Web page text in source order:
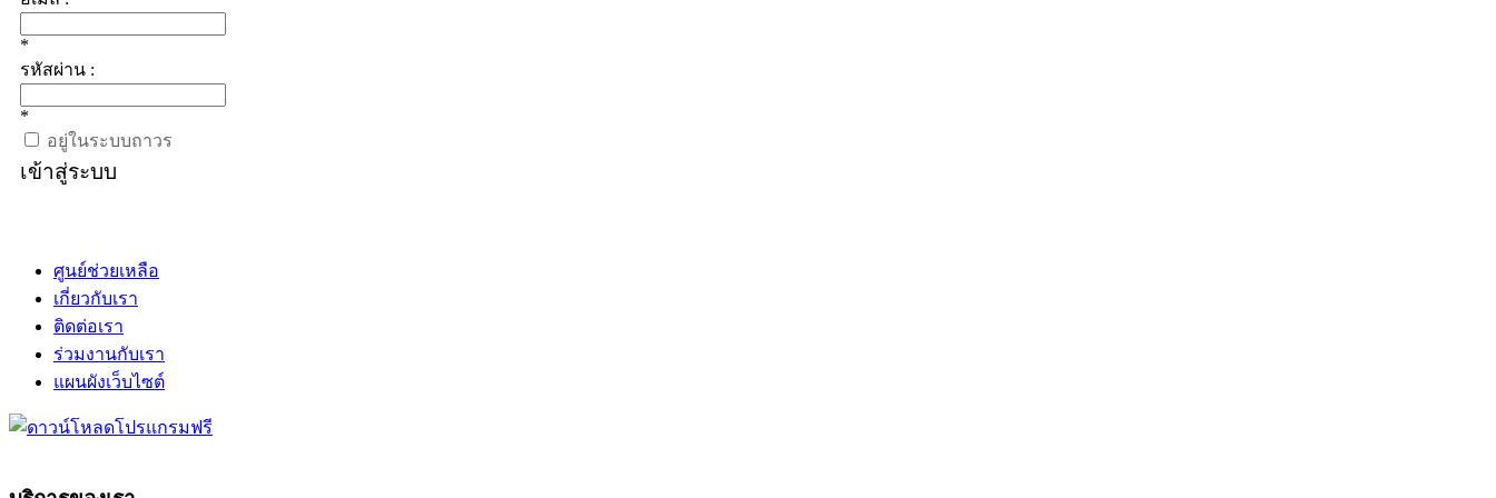
*
รหัสผ่าน :
*
อยู่ในระบบถาวร
เข้าสู่ระบบ
ศูนย์ช่วยเหลือ
เกี่ยวกับเรา
ติดต่อเรา
ร่วมงานกับเรา
แผนผังเว็บไซต์